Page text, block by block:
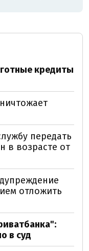
кредиты
передать
в возрасте от
отложить
в суд